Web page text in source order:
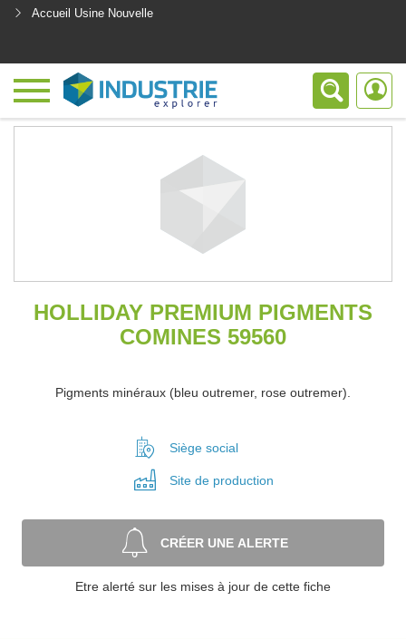
Accueil Usine Nouvelle
HOLLIDAY PREMIUM PIGMENTS
COMINES 59560
Pigments minéraux (bleu outremer, rose outremer).
Siège social
Site de production
CRÉER UNE ALERTE
Etre alerté sur les mises à jour de cette fiche